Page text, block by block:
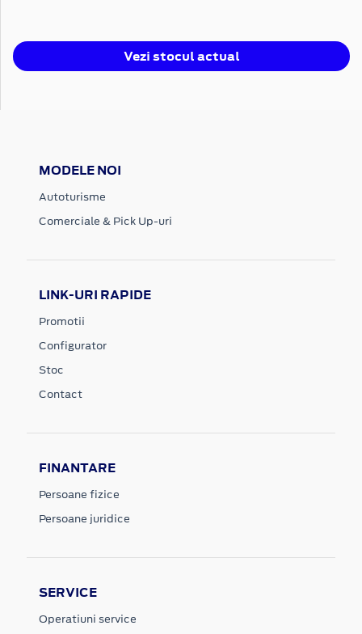
Vezi stocul actual
MODELE NOI
Autoturisme
Comerciale & Pick Up-uri
LINK-URI RAPIDE
Promotii
Configurator
Stoc
Contact
FINANTARE
Persoane fizice
Persoane juridice
SERVICE
Operatiuni service